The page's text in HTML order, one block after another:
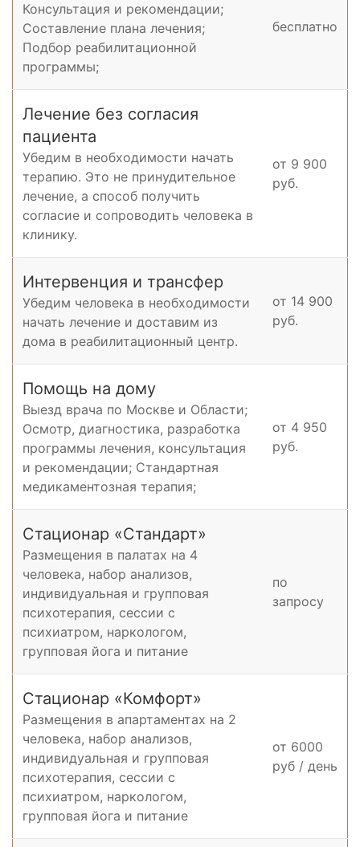
Консультация и рекомендации;
Составление плана лечения;
Подбор реабилитационной
программы;
бесплатно
Лечение без согласия
пациента
Убедим в необходимости начать
терапию. Это не принудительное
лечение, а способ получить
согласие и сопроводить человека в
клинику.
от 9 900
руб.
Интервенция и трансфер
Убедим человека в необходимости
начать лечение и доставим из
дома в реабилитационный центр.
от 14 900
руб.
Помощь на дому
Выезд врача по Москве и Области;
Осмотр, диагностика, разработка
программы лечения, консультация
и рекомендации; Стандартная
медикаментозная терапия;
от 4 950
руб.
Стационар «Стандарт»
Размещения в палатах на 4
человека, набор анализов,
индивидуальная и групповая
психотерапия, cессии с
психиатром, наркологом,
групповая йога и питание
по
запросу
Стационар «Комфорт»
Размещения в апартаментах на 2
человека, набор анализов,
индивидуальная и групповая
психотерапия, cессии с
психиатром, наркологом,
групповая йога и питание
от 6000
руб / день